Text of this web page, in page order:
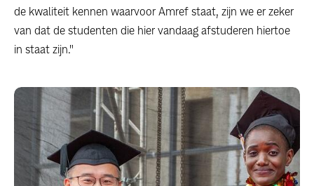
de kwaliteit kennen waarvoor Amref staat, zijn we er zeker
van dat de studenten die hier vandaag afstuderen hiertoe
in staat zijn."